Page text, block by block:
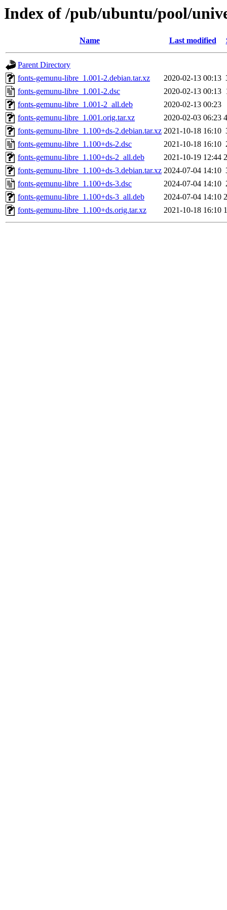
Index of /pub/ubuntu/pool/
Name Last modified
Parent Directory
fonts-gemunu-libre_1.001-2.debian.tar.xz
2020-02-13 00:13
fonts-gemunu-libre_1.001-2.dsc
2020-02-13 00:13
fonts-gemunu-libre_1.001-2_all.deb
2020-02-13 00:23
fonts-gemunu-libre_1.001.orig.tar.xz
2020-02-03 06:23
fonts-gemunu-libre_1.100+ds-2.debian.tar.xz 2021-10-18 16:10
fonts-gemunu-libre_1.100+ds-2.dsc
2021-10-18 16:10
fonts-gemunu-libre_1.100+ds-2_all.deb
2021-10-19 12:44
fonts-gemunu-libre_1.100+ds-3.debian.tar.xz 2024-07-04 14:10
fonts-gemunu-libre_1.100+ds-3.dsc
2024-07-04 14:10
fonts-gemunu-libre_1.100+ds-3_all.deb
2024-07-04 14:10
fonts-gemunu-libre_1.100+ds.orig.tar.xz
2021-10-18 16:10